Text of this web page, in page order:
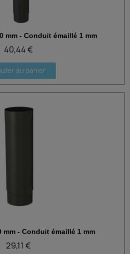
rapide
mm - Conduit émaillé 1 mm
40,44 €
au panier
rapide
mm - Conduit émaillé 1 mm
29,11 €